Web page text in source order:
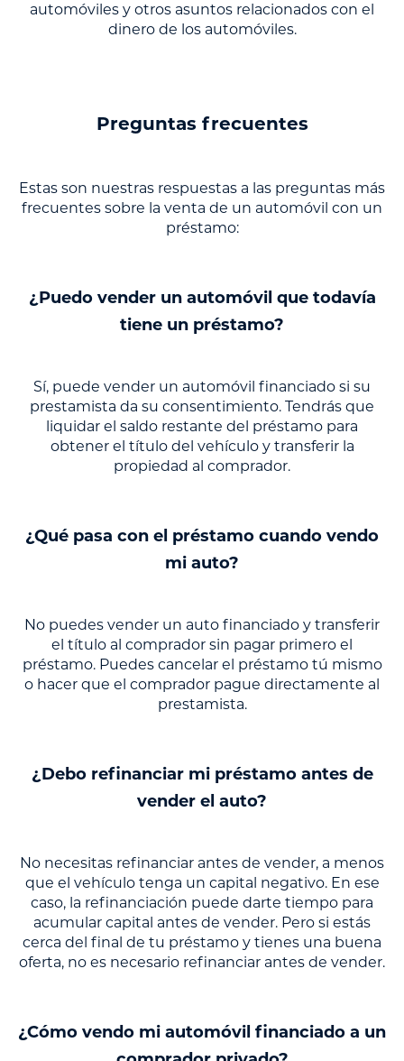
automóviles y otros asuntos relacionados con el
dinero de los automóviles.
Preguntas frecuentes
Estas son nuestras respuestas a las preguntas más
frecuentes sobre la venta de un automóvil con un
préstamo:
¿Puedo vender un automóvil que todavía
tiene un préstamo?
Sí, puede vender un automóvil financiado si su
prestamista da su consentimiento. Tendrás que
liquidar el saldo restante del préstamo para
obtener el título del vehículo y transferir la
propiedad al comprador.
¿Qué pasa con el préstamo cuando vendo
mi auto?
No puedes vender un auto financiado y transferir
el título al comprador sin pagar primero el
préstamo. Puedes cancelar el préstamo tú mismo
o hacer que el comprador pague directamente al
prestamista.
¿Debo refinanciar mi préstamo antes de
vender el auto?
No necesitas refinanciar antes de vender, a menos
que el vehículo tenga un capital negativo. En ese
caso, la refinanciación puede darte tiempo para
acumular capital antes de vender. Pero si estás
cerca del final de tu préstamo y tienes una buena
oferta, no es necesario refinanciar antes de vender.
¿Cómo vendo mi automóvil financiado a un